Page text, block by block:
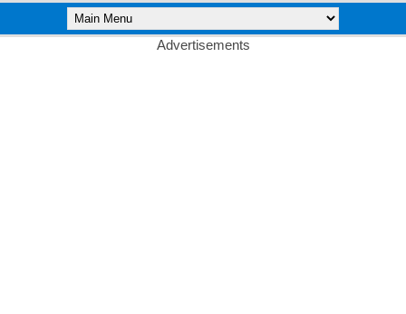
Advertisements